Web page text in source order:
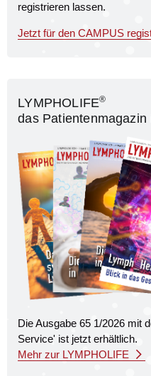
registrieren lassen.
Jetzt für den CAMPUS
LYMPHOLIFE®
das Patientenmagazin
Die Ausgabe 65 1/2026 mit
Service' ist jetzt erhältlich.
Mehr zur LYMPHOLIFE